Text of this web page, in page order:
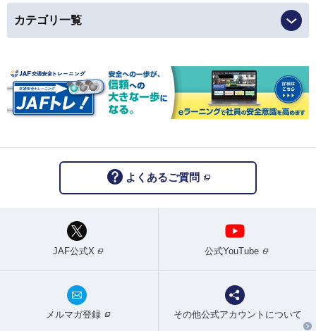
カテゴリ一覧
よくあるご質問
JAF公式X 公式YouTube
メルマガ登録 その他公式アカウントについて